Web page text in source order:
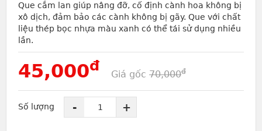
Que cắm lan giúp nâng đỡ, cố định cành hoa không bị
xô dịch, đảm bảo các cành không bị gãy. Que với chất
liệu thép bọc nhựa màu xanh có thể tái sử dụng nhiều
lần.
45,000đ
Giá gốc 70,000đ
Số lượng - +